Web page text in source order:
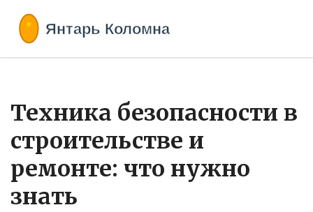
Техника безопасности в
строительстве и
ремонте: что нужно
знать